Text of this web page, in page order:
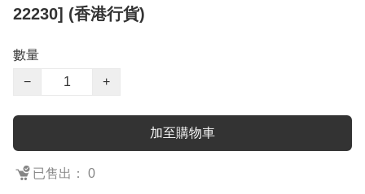
22230] (香港行貨)
數量
−
+
加至購物車
已售出： 0